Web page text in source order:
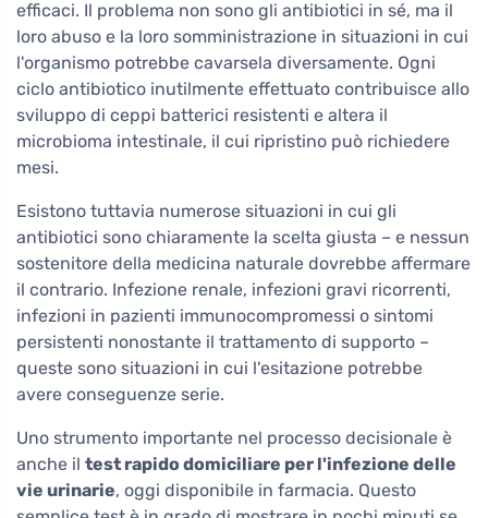
efficaci. Il problema non sono gli antibiotici in sé, ma il
loro abuso e la loro somministrazione in situazioni in cui
l'organismo potrebbe cavarsela diversamente. Ogni
ciclo antibiotico inutilmente effettuato contribuisce allo
sviluppo di ceppi batterici resistenti e altera il
microbioma intestinale, il cui ripristino può richiedere
mesi.
Esistono tuttavia numerose situazioni in cui gli
antibiotici sono chiaramente la scelta giusta – e nessun
sostenitore della medicina naturale dovrebbe affermare
il contrario. Infezione renale, infezioni gravi ricorrenti,
infezioni in pazienti immunocompromessi o sintomi
persistenti nonostante il trattamento di supporto –
queste sono situazioni in cui l'esitazione potrebbe
avere conseguenze serie.
Uno strumento importante nel processo decisionale è
anche il test rapido domiciliare per l'infezione delle
vie urinarie, oggi disponibile in farmacia. Questo